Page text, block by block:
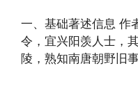
一、基础著述信息 作
令，宜兴阳羡人士，
陵，熟知南唐朝野旧